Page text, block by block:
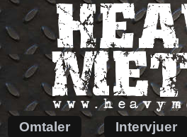
Omtaler Intervjuer